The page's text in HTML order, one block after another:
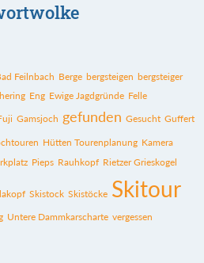
Feilnbach Berge bergsteigen bergsteiger
Eng Ewige Jagdgründe Felle
Gamsjoch gefunden Gesucht Guffert
Hütten Tourenplanung Kamera
Pieps Rauhkopf Rietzer Grieskogel
Skistock Skistöcke Skitour
Untere Dammkarscharte vergessen